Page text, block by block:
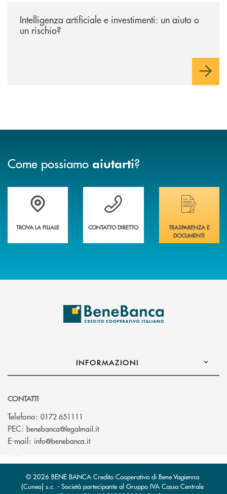
Intelligenza artificiale e investimenti: un aiuto o
un rischio?
Come possiamo aiutarti?
Trova la filiale più vicina a te&nbsp;
TROVA LA FILIALE
Hai bisogno di assistenza immediata?
CONTATTO DIRETTO
Hai bisogno di
TRASPARENZA E
DOCUMENTI
INFORMAZIONI
CONTATTI
Telefono: 0172 651111
PEC: benebanca@legalmail.it(si apre l’app di posta elettronica)
E-mail: info@benebanca.it(si apre l’app di posta elettronica)
© 2026 BENE BANCA Credito Cooperativo di Bene Vagienna
(Cuneo) s.c. - Società partecipante al Gruppo IVA Cassa Centrale